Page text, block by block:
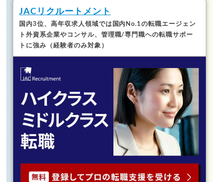
JACリクルートメント
国内3位、高年収求人領域では国内No.1の転職エージェン
ト外資系企業やコンサル、管理職/専門職への転職サポー
トに強み（経験者のみ対象）